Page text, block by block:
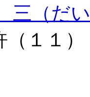
（だい
（１１